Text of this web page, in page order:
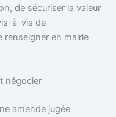
de sécuriser la valeur
à-vis de
renseigner en mairie
négocier
amende jugée